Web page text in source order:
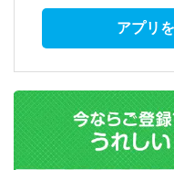
アプリ